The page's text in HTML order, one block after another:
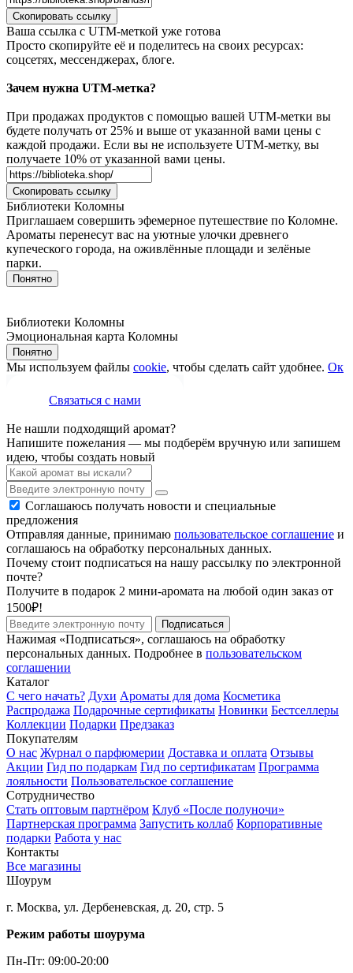
Скопировать ссылку
Ваша сcылка с UTM-меткой уже готова
Просто скопируйте её и поделитесь на своих ресурсах:
соцсетях, мессенджерах, блоге.
Зачем нужна UTM-метка?
При продажах продуктов с помощью вашей UTM-метки вы
будете получать от 25% и выше от указанной вами цены с
каждой продажи. Если вы не используете UTM-метку, вы
получаете 10% от указанной вами цены.
Скопировать ссылку
Библиотеки Коломны
Приглашаем совершить эфемерное путешествие по Коломне.
Ароматы перенесут вас на уютные улочки древнего
купеческого города, на оживлённые площади и зелёные
парки.
Понятно
Библиотеки Коломны
Эмоциональная карта Коломны
Понятно
Мы используем файлы cookie, чтобы сделать сайт удобнее. Ок
Связаться с нами
Не нашли подходящий аромат?
Напишите пожелания — мы подберём вручную или запишем
идею, чтобы создать новый
Соглашаюсь получать новости и специальные
предложения
Отправляя данные, принимаю пользовательское соглашение и
соглашаюсь на обработку персональных данных.
Почему стоит подписаться на нашу рассылку по электронной
почте?
Получите в подарок 2 мини-аромата на любой один заказ от
1500₽!
Подписаться
Нажимая «Подписаться», соглашаюсь на обработку
персональных данных. Подробнее в пользовательском
соглашении
Каталог
С чего начать? Духи Ароматы для дома Косметика
Распродажа Подарочные сертификаты Новинки Бестселлеры
Коллекции Подарки Предзаказ
Покупателям
О нас Журнал о парфюмерии Доставка и оплата Отзывы
Акции Гид по подаркам Гид по сертификатам Программа
лояльности Пользовательское соглашение
Сотрудничество
Стать оптовым партнёром Клуб «После полуночи»
Партнерская программа Запустить коллаб Корпоративные
подарки Работа у нас
Контакты
Все магазины
Шоурум
г. Москва, ул. Дербеневская, д. 20, стр. 5
Режим работы шоурума
Пн-Пт: 09:00-20:00